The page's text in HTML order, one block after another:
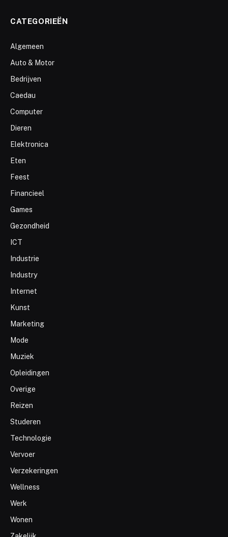
CATEGORIEËN
Algemeen
Auto & Motor
Bedrijven
Caedau
Computer
Dieren
Elektronica
Eten
Feest
Financieel
Games
Gezondheid
ICT
Industrie
Industry
Internet
Kunst
Marketing
Mode
Muziek
Opleidingen
Overige
Reizen
Studeren
Technologie
Vervoer
Verzekeringen
Wellness
Werk
Wonen